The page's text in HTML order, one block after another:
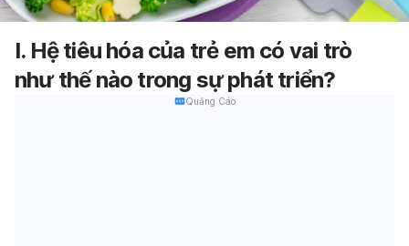
I. Hệ tiêu hóa của trẻ em có vai trò
như thế nào trong sự phát triển?
Quảng Cáo